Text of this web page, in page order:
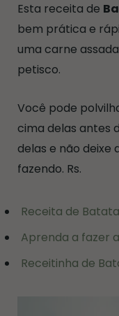
Esta receita de
bem prática e
uma carne
petisco.
Você pode
cima delas antes
delas e não deixe
fazendo. Rs.
Receita de
Aprenda a fazer
Receitinha de